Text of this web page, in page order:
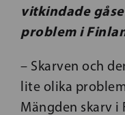
vitkindade
problem i
– Skarven och
lite olika
Mängden skarv i